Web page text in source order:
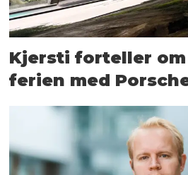
Kjersti forteller
ferien med